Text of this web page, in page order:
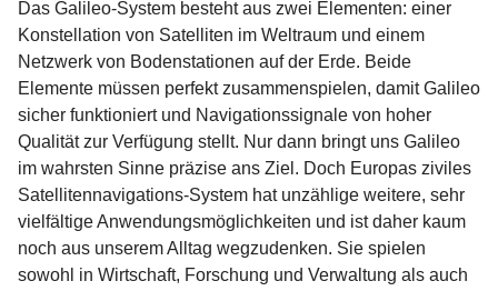
Das Galileo-System besteht aus zwei Elementen: einer
Konstellation von Satelliten im Weltraum und einem
Netzwerk von Bodenstationen auf der Erde. Beide
Elemente müssen perfekt zusammenspielen, damit Galileo
sicher funktioniert und Navigationssignale von hoher
Qualität zur Verfügung stellt. Nur dann bringt uns Galileo
im wahrsten Sinne präzise ans Ziel. Doch Europas ziviles
Satellitennavigations-System hat unzählige weitere, sehr
vielfältige Anwendungsmöglichkeiten und ist daher kaum
noch aus unserem Alltag wegzudenken. Sie spielen
sowohl in Wirtschaft, Forschung und Verwaltung als auch